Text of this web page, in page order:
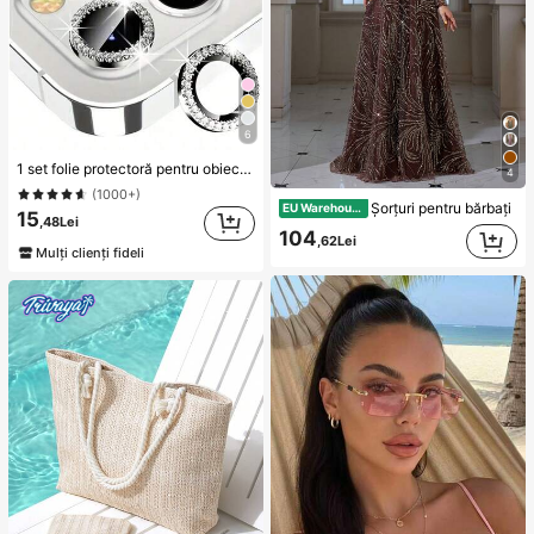
6
1 set folie protectoră pentru obiectivul camerei cu diamant strălucitor, potrivită pentru iPhone 12/12 Mini/12 Pro/12 Pro Max, 13/13 Mini/13 Pro/13 Pro Max, 11/11 Pro/11 Pro Max, 14/14 Plus/14 Pro/14 Pro Max, 15/15 Plus/15 Pro/15 Pro Max, sticlă securizată decorată cu stras încorporat, stras colorat
(1000+)
15,48Lei
Mulți clienți fideli
4
EU Warehouse Șorțuri pentru bărbați
104 ,62Lei